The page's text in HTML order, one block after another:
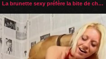
La brunette sexy préfère la bite de cheval pour son plaisir